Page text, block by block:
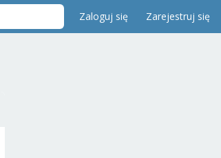
Zaloguj się Zarejestruj się